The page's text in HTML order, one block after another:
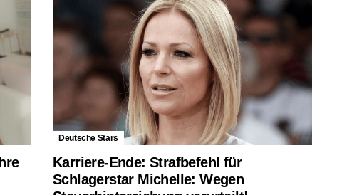
Deutsche Stars
Karriere-Ende: Strafbefehl für
Schlagerstar Michelle: Wegen